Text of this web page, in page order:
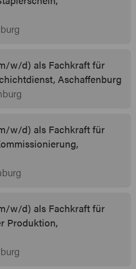
w/d) als Fachkraft für
Aschaffenburg
w/d) als Fachkraft für
w/d) als Fachkraft für
Produktion,